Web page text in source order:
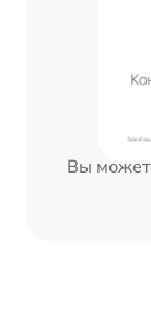
Вы